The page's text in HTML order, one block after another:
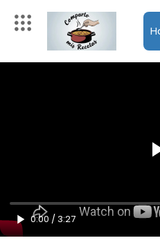
0:00 /3:27